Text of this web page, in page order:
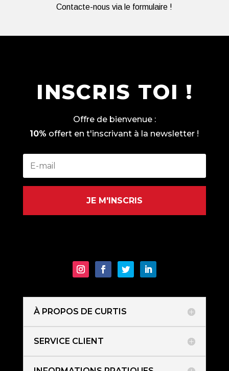
Contacte-nous via le formulaire !
INSCRIS TOI !
Offre de bienvenue :
10% offert en t'inscrivant à la newsletter !
JE M'INSCRIS
À PROPOS DE CURTIS
SERVICE CLIENT